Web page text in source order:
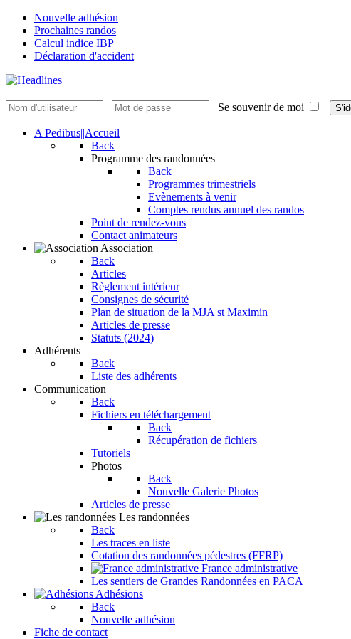
Nouvelle adhésion
Prochaines randos
Calcul indice IBP
Déclaration d'accident
Se souvenir de moi
A Pedibus||Accueil
Back
Programme des randonnées
Back
Programmes trimestriels
Evènements à venir
Comptes rendus annuel des randos
Point de rendez-vous
Contact animateurs
Association
Back
Articles
Règlement intérieur
Consignes de sécurité
Plan de situation de la MJA st Maximin
Articles de presse
Statuts (2024)
Adhérents
Back
Liste des adhérents
Communication
Back
Fichiers en téléchargement
Back
Récupération de fichiers
Tutoriels
Photos
Back
Nouvelle Galerie Photos
Articles de presse
Les randonnées
Back
Les traces en liste
Cotation des randonnées pédestres (FFRP)
France administrative
Les sentiers de Grandes Randonnées en PACA
Adhésions
Back
Nouvelle adhésion
Fiche de contact